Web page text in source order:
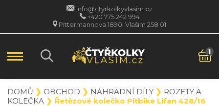
info@ctyrkolkyvlasim.cz
+420 775 242 994
Pittermannova 1890, Vlašim 258 01
DOMŮ ❯ OBCHOD ❯ NÁHRADNÍ DÍLY ❯ ROZETY A
KOLEČKA ❯ Řetězové kolečko Pitbike Lifan 428/16
1